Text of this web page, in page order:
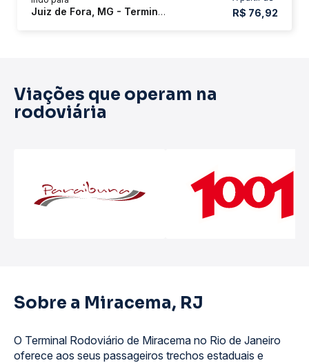
R$ 76,92
Juiz de Fora, MG - Terminal São Dimas
Viações que operam na
rodoviária
Sobre a Miracema, RJ
O Terminal Rodoviário de Miracema no Rio de Janeiro
oferece aos seus passageiros trechos estaduais e